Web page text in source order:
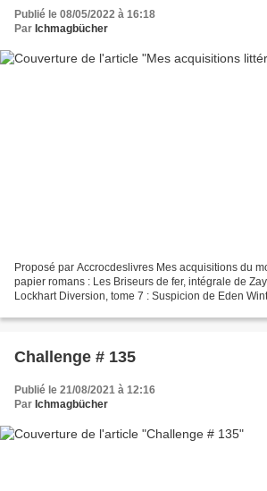
Publié le 08/05/2022 à 16:18
Par Ichmagbücher
Proposé par Accrocdeslivres Mes acquisitions du
papier romans : Les Briseurs de fer, intégrale de
Lockhart Diversion, tome 7 : Suspicion de Eden
Challenge # 135
Publié le 21/08/2021 à 12:16
Par Ichmagbücher